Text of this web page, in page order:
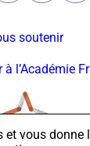
soutenir
à l’Académie
et vous donne